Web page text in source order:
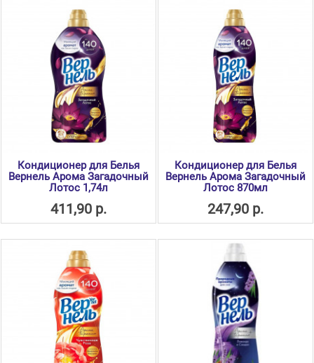
Кондиционер для Белья
Вернель Арома Загадочный
Лотос 1,74л
411,90 р.
Кондиционер для Белья
Вернель Арома Загадочный
Лотос 870мл
247,90 р.